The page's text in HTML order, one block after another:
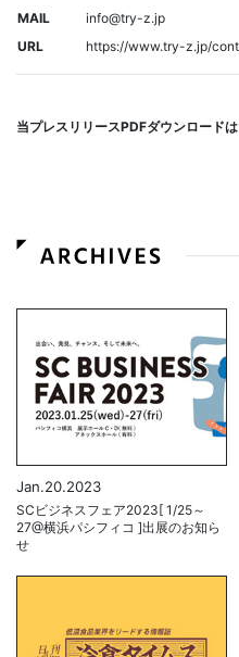
MAIL
info@try-z.jp
URL
https://www.try-z.jp/
当プレスリリースPDFダウンロード
Jan.20.2023
SCビジネスフェア2023[ 1/25～
27@横浜パシフィコ ]出展のお知ら
せ